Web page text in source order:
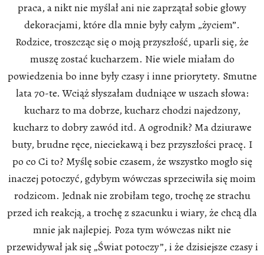
praca, a nikt nie myślał ani nie zaprzątał sobie głowy
dekoracjami, które dla mnie były całym „życiem”.
Rodzice, troszcząc się o moją przyszłość, uparli się, że
muszę zostać kucharzem. Nie wiele miałam do
powiedzenia bo inne były czasy i inne priorytety. Smutne
lata 70-te. Wciąż słyszałam dudniące w uszach słowa:
kucharz to ma dobrze, kucharz chodzi najedzony,
kucharz to dobry zawód itd. A ogrodnik? Ma dziurawe
buty, brudne ręce, nieciekawą i bez przyszłości pracę. I
po co Ci to? Myślę sobie czasem, że wszystko mogło się
inaczej potoczyć, gdybym wówczas sprzeciwiła się moim
rodzicom. Jednak nie zrobiłam tego, trochę ze strachu
przed ich reakcją, a trochę z szacunku i wiary, że chcą dla
mnie jak najlepiej. Poza tym wówczas nikt nie
przewidywał jak się „Świat potoczy”, i że dzisiejsze czasy i